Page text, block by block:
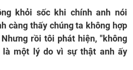
khỏi sốc khi chính anh nói
càng thấy chúng ta không hợp
rồi tôi phát hiện, "không
là một lý do vì sự thật anh ấy